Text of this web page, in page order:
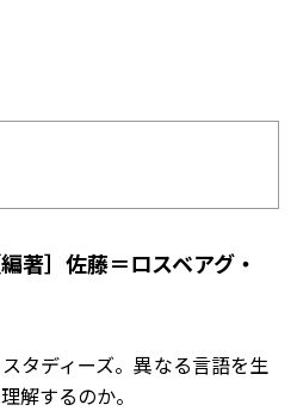
著］佐藤＝ロスベアグ・
タディーズ。異なる言語を生
解するのか。